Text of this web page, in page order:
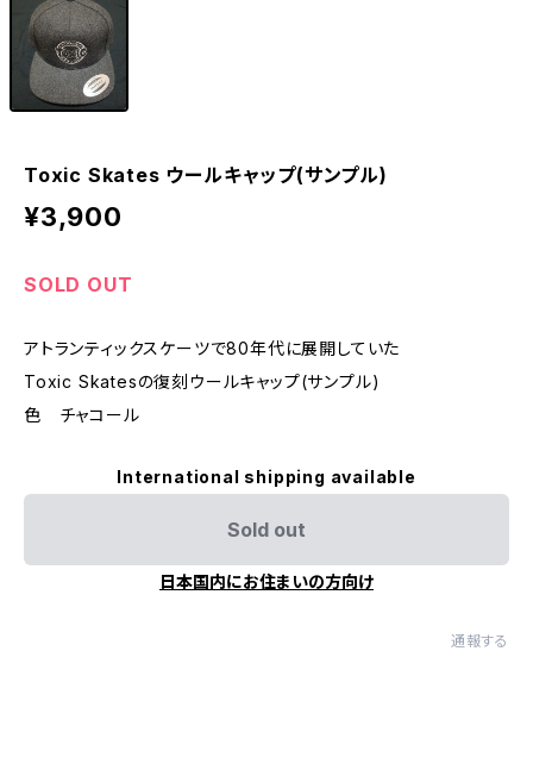
Toxic Skates ウールキャップ(サンプル)
¥3,900
SOLD OUT
アトランティックスケーツで80年代に展開していた
Toxic Skatesの復刻ウールキャップ(サンプル)
色 チャコール
International shipping available
Sold out
日本国内にお住まいの方向け
通報する